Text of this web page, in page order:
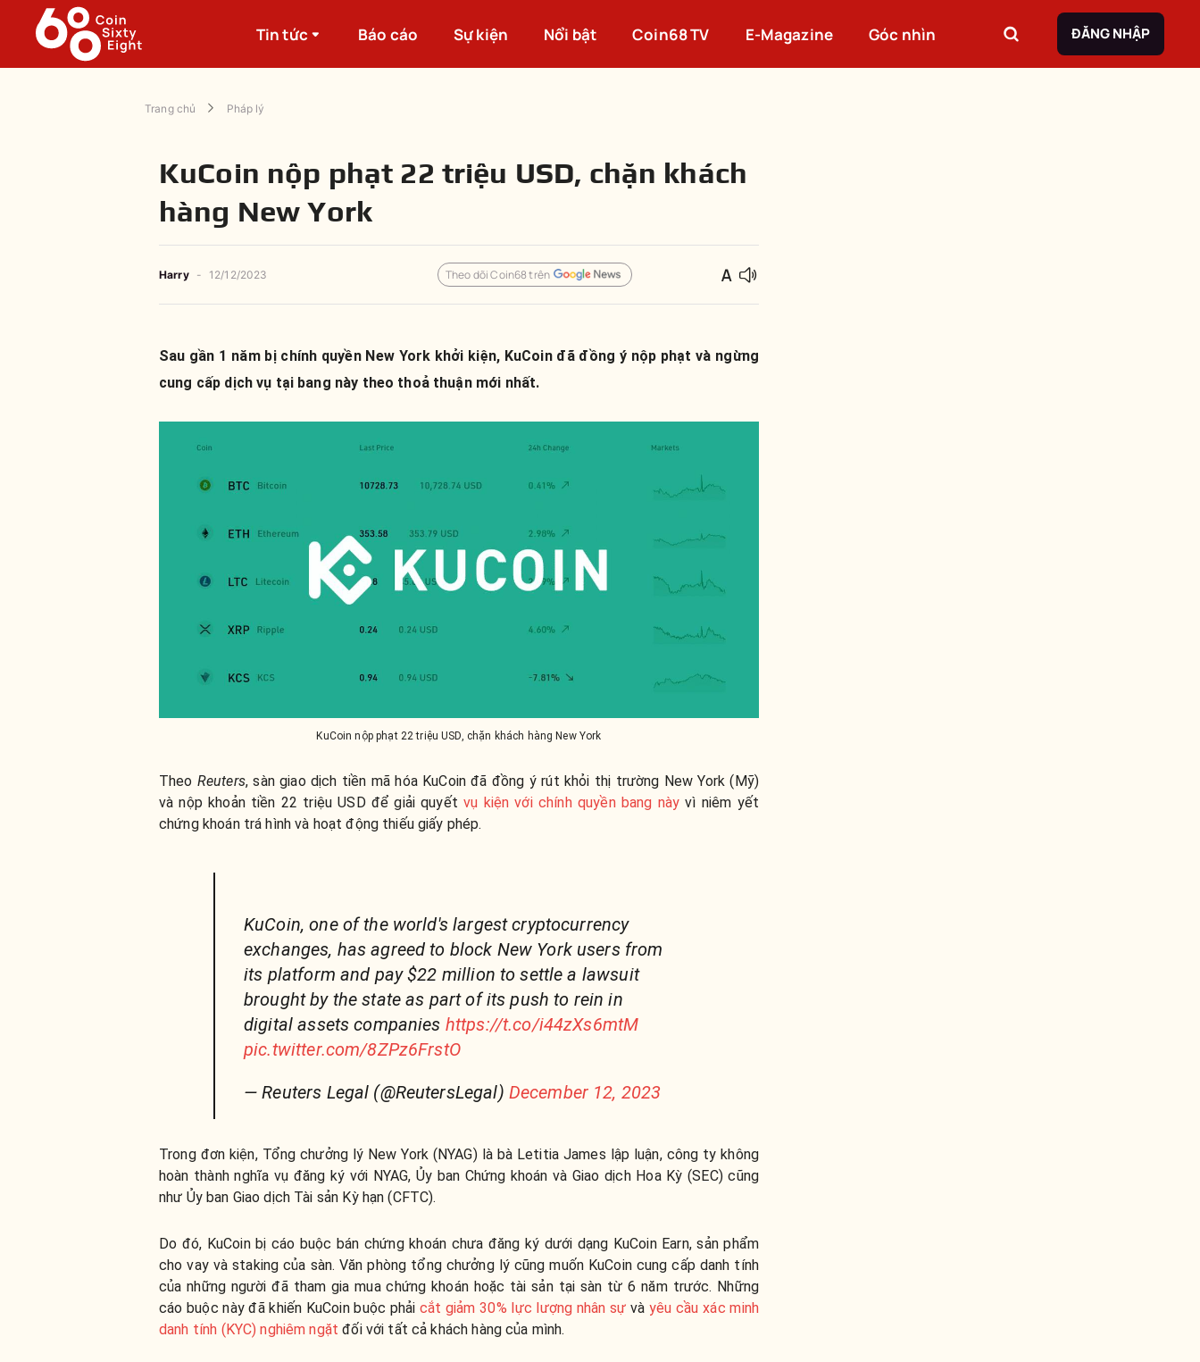
Tin tức Báo cáo Sự kiện Nổi bật Coin68 TV E-Magazine Góc nhìn ĐĂNG NHẬP
Trang chủ Pháp lý
KuCoin nộp phạt 22 triệu USD, chặn khách
hàng New York
Harry - 12/12/2023 Theo dõi Coin68 trên
Sau gần 1 năm bị chính quyền New York khởi kiện, KuCoin đã đồng ý nộp phạt và ngừng
cung cấp dịch vụ tại bang này theo thoả thuận mới nhất.
KuCoin nộp phạt 22 triệu USD, chặn khách hàng New York
Theo Reuters, sàn giao dịch tiền mã hóa KuCoin đã đồng ý rút khỏi thị trường New York (Mỹ)
vànộp khoản tiền 22 triệu USD để giải quyếtvụ kiện với chính quyền bang này vì niêm yết
chứng khoán trá hình và hoạt động thiếu giấy phép.
KuCoin, one of the world's largest cryptocurrency
exchanges, has agreed to block New York users from
its platform and pay $22 million to settle a lawsuit
brought by the state as part of its push to rein in
digital assets companies https://t.co/i44zXs6mtM
pic.twitter.com/8ZPz6FrstO
— Reuters Legal (@ReutersLegal) December 12, 2023
Trong đơn kiện, Tổng chưởng lý New York (NYAG) là bà Letitia James lập luận, công ty không
hoàn thành nghĩa vụ đăng ký với NYAG, Ủy ban Chứng khoán và Giao dịch Hoa Kỳ (SEC) cũng
như Ủy ban Giao dịch Tài sản Kỳ hạn (CFTC).
Do đó, KuCoin bị cáo buộc bán chứng khoán chưa đăng ký dưới dạng KuCoin Earn, sản phẩm
cho vay và staking của sàn.Văn phòng tổng chưởng lý cũng muốn KuCoin cung cấp danh tính
của những người đã tham gia mua chứng khoán hoặc tài sản tại sàn từ 6 năm trước. Những
cáo buộc này đã khiến KuCoin buộc phải cắt giảm 30% lực lượng nhân sự vàyêu cầu xác minh
danh tính (KYC) nghiêm ngặt đối với tất cả khách hàng của mình.